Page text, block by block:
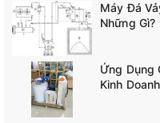
Máy Đá
Những Gì?
Ứng Dụng
Kinh Doanh